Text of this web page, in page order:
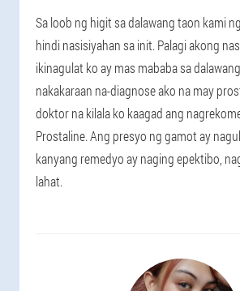
Sa loob ng higit sa dalawang taon kami
hindi nasisiyahan sa init. Palagi akong
ikinagulat ko ay mas mababa sa
nakakaraan na-diagnose ako na may
doktor na kilala ko kaagad ang
Prostaline. Ang presyo ng gamot ay
kanyang remedyo ay naging epektibo,
lahat.